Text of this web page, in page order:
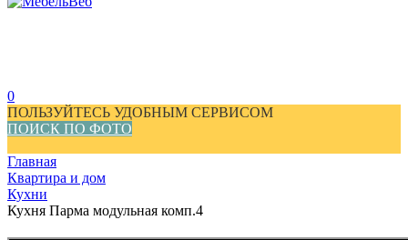
0
ПОЛЬЗУЙТЕСЬ УДОБНЫМ СЕРВИСОМ
ПОИСК ПО ФОТО
Главная
Квартира и дом
Кухни
Кухня Парма модульная комп.4